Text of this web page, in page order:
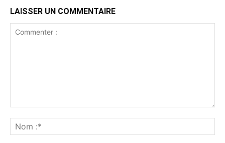
LAISSER UN COMMENTAIRE